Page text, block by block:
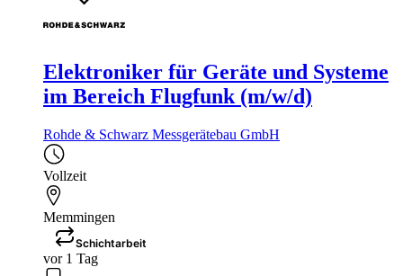
Elektroniker für Geräte und Systeme
im Bereich Flugfunk (m/w/d)
Rohde & Schwarz Messgerätebau GmbH
Vollzeit
Memmingen
Schichtarbeit
vor 1 Tag